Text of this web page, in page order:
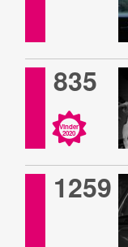
835
Vinder
2020
1259